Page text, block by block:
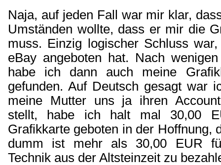
Naja, auf jeden Fall war mir klar,
Umständen wollte, dass er mir die
muss. Einzig logischer Schluss
eBay angeboten hat. Nach
habe ich dann auch meine
gefunden. Auf Deutsch gesagt war
meine Mutter uns ja ihren
stellt, habe ich halt mal 30,00
Grafikkarte geboten in der Hoffnung,
dumm ist mehr als 30,00 EUR
Technik aus der Altsteinzeit zu